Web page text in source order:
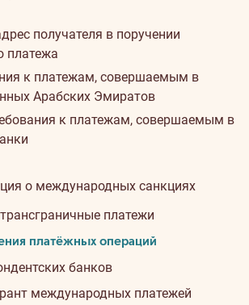
получателя в поручении
платежа
к платежам, совершаемым в
Арабских Эмиратов
к платежам, совершаемым в
о международных санкциях
платежи
платёжных операций
банков
международных платежей